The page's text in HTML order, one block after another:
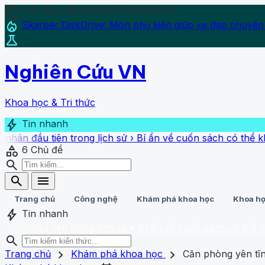
calendar_today Thứ Bảy, 08/08/2026 08/08/2026
local_fire_department Skarper DiskDrive: Món phụ kiện giúp xe đạp
science
Nghiên Cứu VN
Khoa học & Tri thức
bolt Tin nhanh
tiên trong lịch sử›Bí ẩn về cuốn sách có thể khiến
category 6 Chủ đề
search
search
menu
Trang chủ Công nghệ Khám phá khoa học Khoa
bolt Tin nhanh
search
homeTrang chủ
search close
Trang chủ chevron_right Khám phá khoa học chevron_right
Căn phòng yên